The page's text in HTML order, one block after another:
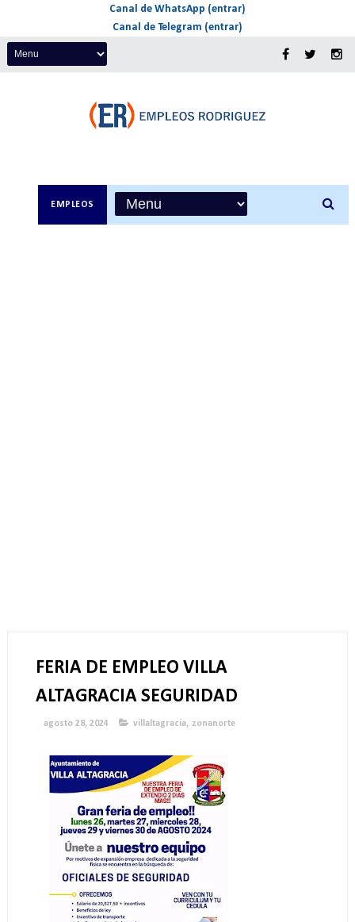
Canal de WhatsApp (entrar)
Canal de Telegram (entrar)
EMPLEOS
FERIA DE EMPLEO VILLA
ALTAGRACIA SEGURIDAD
agosto 28, 2024 villaltagracia, zonanorte